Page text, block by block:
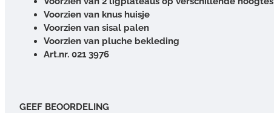
Voorzien van knus huisje
Voorzien van sisal palen
Voorzien van pluche bekleding
Art.nr. 021 3976
GEEF BEOORDELING